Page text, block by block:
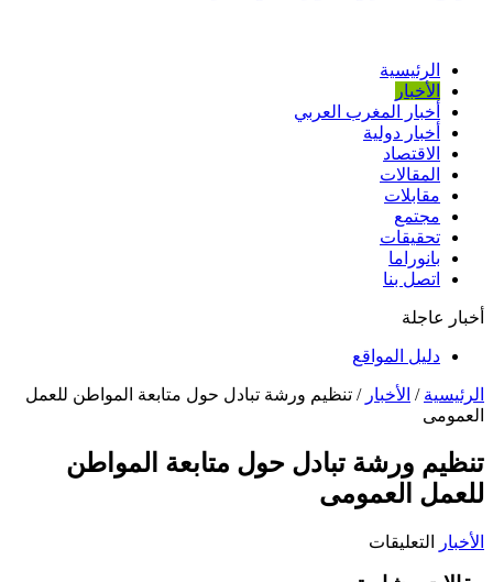
الرئيسية
الأخبار
أخبار المغرب العربي
أخبار دولية
الاقتصاد
المقالات
مقابلات
مجتمع
تحقيقات
بانوراما
اتصل بنا
أخبار عاجلة
دليل المواقع
الرئيسية / الأخبار / تنظيم ورشة تبادل حول متابعة المواطن للعمل
العمومى
تنظيم ورشة تبادل حول متابعة المواطن
للعمل العمومى
الأخبار التعليقات